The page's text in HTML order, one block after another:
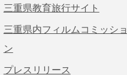
三重県教育旅行サイト
三重県内フィルムコミッショ
ン
プレスリリース